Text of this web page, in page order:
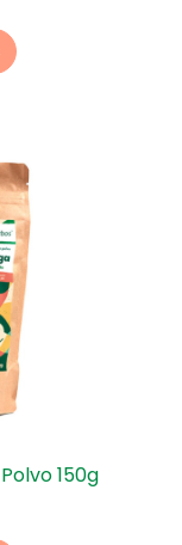
150g